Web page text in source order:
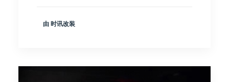
由 时讯改装